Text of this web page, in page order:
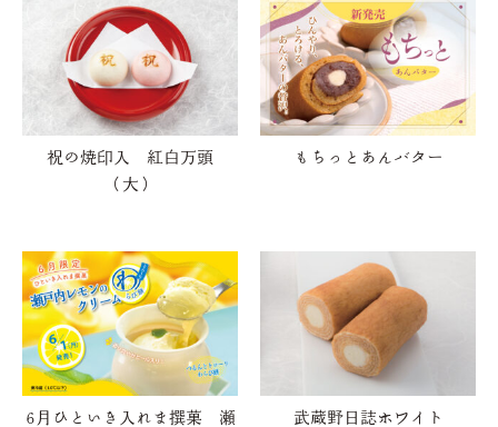
祝の焼印入 紅白万頭
（大）
もちっとあんバター
6月ひといき入れま撰菓 瀬
武蔵野日誌ホワイト